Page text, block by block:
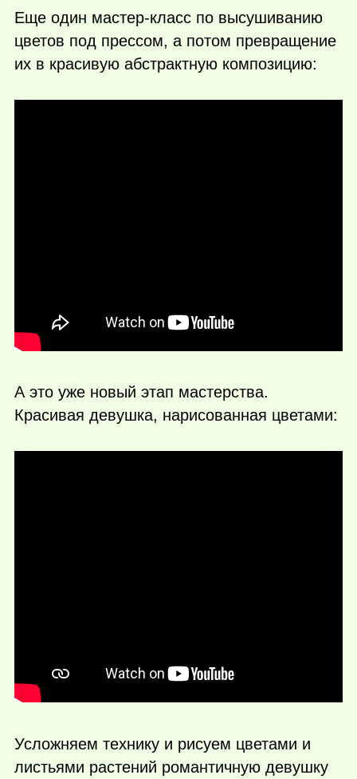
Еще один мастер-класс по высушиванию
цветов под прессом, а потом превращение
их в красивую абстрактную композицию:
А это уже новый этап мастерства.
Красивая девушка, нарисованная цветами:
Усложняем технику и рисуем цветами и
листьями растений романтичную девушку